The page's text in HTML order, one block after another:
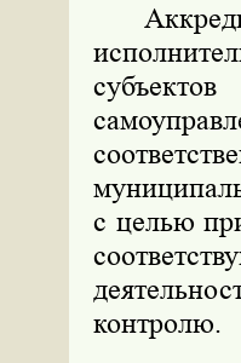
с целью
контролю.